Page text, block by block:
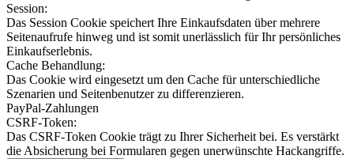
Session:
Das Session Cookie speichert Ihre Einkaufsdaten über mehrere
Seitenaufrufe hinweg und ist somit unerlässlich für Ihr persönliches
Einkaufserlebnis.
Cache Behandlung:
Das Cookie wird eingesetzt um den Cache für unterschiedliche
Szenarien und Seitenbenutzer zu differenzieren.
PayPal-Zahlungen
CSRF-Token:
Das CSRF-Token Cookie trägt zu Ihrer Sicherheit bei. Es verstärkt
die Absicherung bei Formularen gegen unerwünschte Hackangriffe.